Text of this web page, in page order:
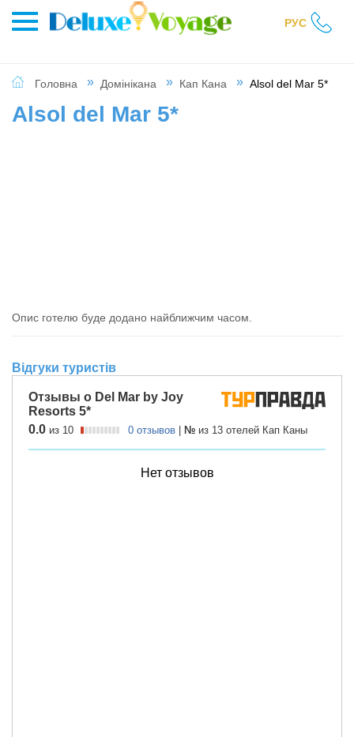
РУС
Головна Домінікана Кап Кана Alsol del Mar 5*
Alsol del Mar 5*
Опис готелю буде додано найближчим часом.
Відгуки туристів